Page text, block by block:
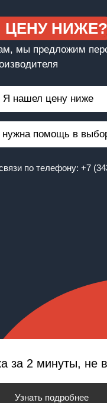
НИЖЕ?
мы предложим
Я нашел цену ниже
помощь в
по телефону: +7
за 2 минуты, не
Узнать подробнее